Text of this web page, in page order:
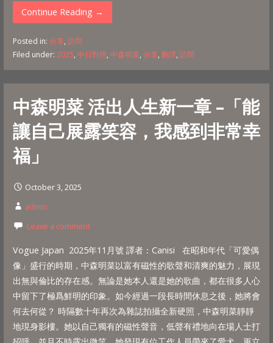
Continue Reading →
Posted in: 分享, 訪問
Filed under: 2025, 中日對照, 中森明菜, 分享, 翻譯, 訪問
中森明菜 活出人生新一章 –「能
讓自己展露笑容，我感到非常幸
福」
October 3, 2025
admin
Leave a comment
Vogue Japan 2025年11月號 譯者：Canisi 在昭和年代「可愛偶
像」盛行的時期，中森明菜以富有磁性的歌聲和清爽的魅力，展現
出無與倫比的存在感。無論是她本人還是她的歌曲，都在很多人心
中留下了極爲鮮明的印象。如今經過一段長時間休息之後，她將會
何去何從？ 時隔數十年再次為雜誌拍攝全新硬照，中森明菜靜靜
地現身影樓。她以自己獨有的磁性聲音，低聲有禮地向在場人士打